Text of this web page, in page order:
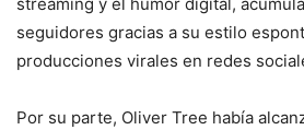
seguidores gracias a su estilo
producciones virales en redes
Por su parte, Oliver Tree había